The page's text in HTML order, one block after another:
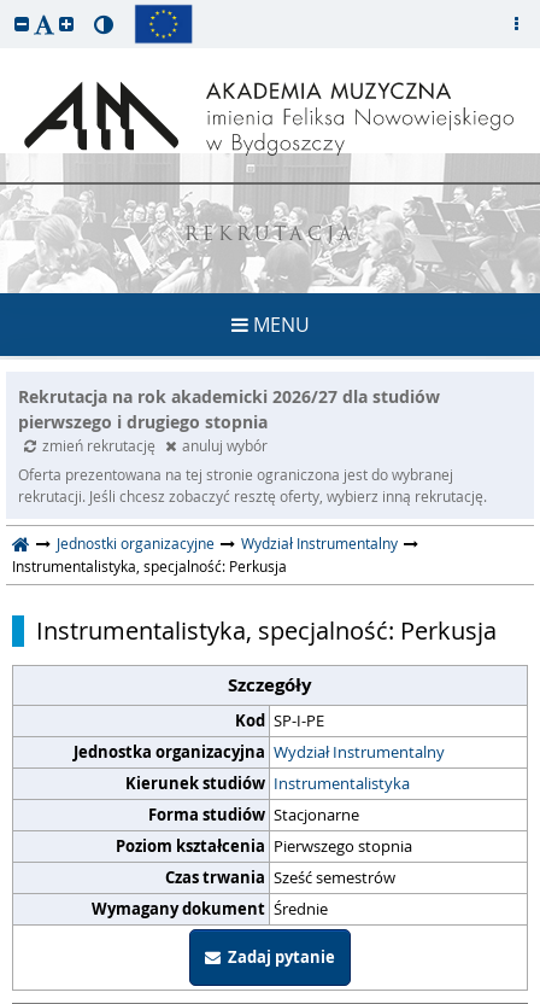
REKRUTACJA
MENU
Rekrutacja na rok akademicki 2026/27 dla studiów
pierwszego i drugiego stopnia
zmień rekrutację
anuluj wybór
Oferta prezentowana na tej stronie ograniczona jest do wybranej
rekrutacji. Jeśli chcesz zobaczyć resztę oferty, wybierz inną rekrutację.
Jednostki organizacyjne
Wydział Instrumentalny
Instrumentalistyka, specjalność: Perkusja
Instrumentalistyka, specjalność: Perkusja
Szczegóły
Kod SP-I-PE
Jednostka organizacyjna Wydział Instrumentalny
Kierunek studiów Instrumentalistyka
Forma studiów Stacjonarne
Poziom kształcenia Pierwszego stopnia
Czas trwania Sześć semestrów
Wymagany dokument Średnie
Zadaj pytanie